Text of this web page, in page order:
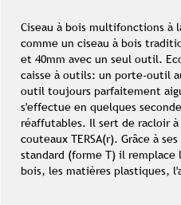
Ciseau à bois multifonctions à
comme un ciseau à bois
et 40mm avec un seul outil.
caisse à outils: un porte-outil
outil toujours parfaitement
s'effectue en quelques
réaffutables. Il sert de racloir
couteaux TERSA(r). Grâce à
standard (forme T) il remplace
bois, les matières plastiques,